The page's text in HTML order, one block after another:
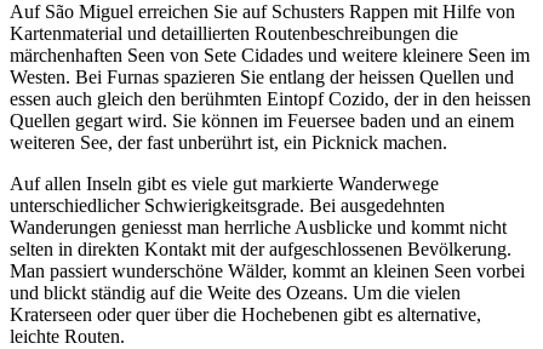
Auf São Miguel erreichen Sie auf Schusters Rappen mit Hilfe von
Kartenmaterial und detaillierten Routenbeschreibungen die
märchenhaften Seen von Sete Cidades und weitere kleinere Seen im
Westen. Bei Furnas spazieren Sie entlang der heissen Quellen und
essen auch gleich den berühmten Eintopf Cozido, der in den heissen
Quellen gegart wird. Sie können im Feuersee baden und an einem
weiteren See, der fast unberührt ist, ein Picknick machen.
Auf allen Inseln gibt es viele gut markierte Wanderwege
unterschiedlicher Schwierigkeitsgrade. Bei ausgedehnten
Wanderungen geniesst man herrliche Ausblicke und kommt nicht
selten in direkten Kontakt mit der aufgeschlossenen Bevölkerung.
Man passiert wunderschöne Wälder, kommt an kleinen Seen vorbei
und blickt ständig auf die Weite des Ozeans. Um die vielen
Kraterseen oder quer über die Hochebenen gibt es alternative,
leichte Routen.